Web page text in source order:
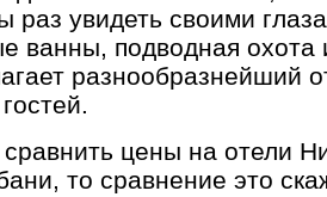
раз увидеть своими
ванны, подводная
разнообразнейший
цены на отели
то сравнение это